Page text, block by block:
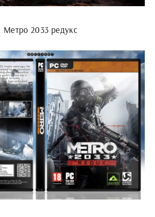
Метро 2033 редукс